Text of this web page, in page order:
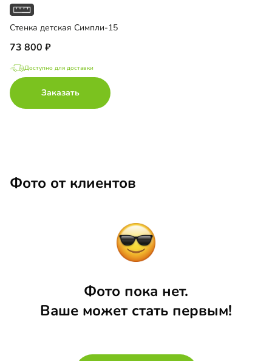
Стенка детская Симпли-15
73 800
Доступно для доставки
Заказать
Фото от клиентов
Фото пока нет.
Ваше может стать первым!